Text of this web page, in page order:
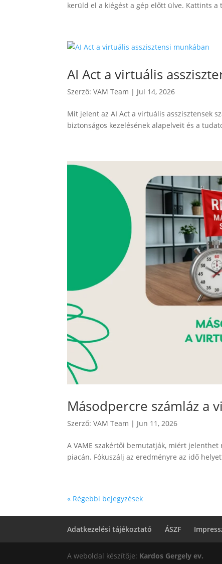
kerüld el a kiégést a gép előtt ülve. Kattints a
AI Act a virtuális
Szerző:VAM Team | Jul 14, 2026
Mit jelent az AI Act a virtuális asszisztensek
biztonságos kezelésének alapelveit és a
Másodpercre számláz a
Szerző:VAM Team | Jun 11, 2026
A VAME szakértői bemutatják, miért
piacán. Fókuszálj az eredményre az idő
« Régebbi bejegyzések
Adatkezelési tájékoztató ÁSZF
A weboldal készítője: Kardos Gergely ev.